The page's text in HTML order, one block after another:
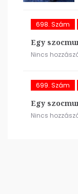
698. Szám
Egy
Nincs
699. Szám
Egy
Nincs